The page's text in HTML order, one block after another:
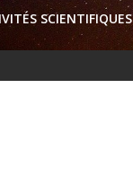
SCIENTIFIQUES